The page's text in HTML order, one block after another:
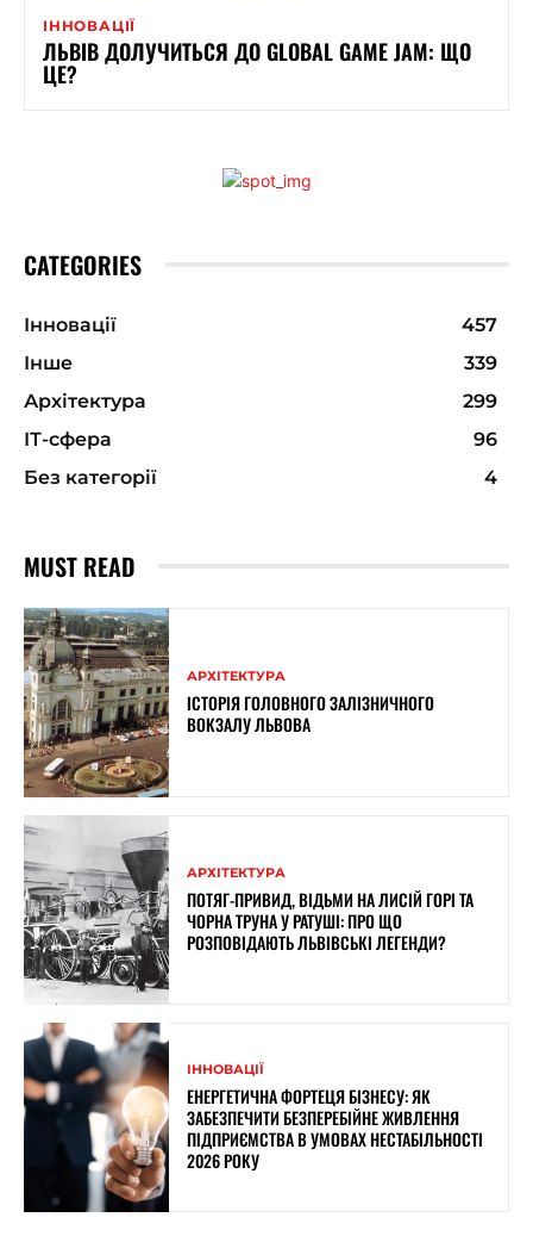
ІННОВАЦІЇ
ЛЬВІВ ДОЛУЧИТЬСЯ ДО GLOBAL GAME JAM: ЩО
ЦЕ?
CATEGORIES
Інновації
457
Інше
339
Архітектура
299
ІТ-сфера
96
Без категорії
4
MUST READ
АРХІТЕКТУРА
ІСТОРІЯ ГОЛОВНОГО ЗАЛІЗНИЧНОГО
ВОКЗАЛУ ЛЬВОВА
АРХІТЕКТУРА
ПОТЯГ-ПРИВИД, ВІДЬМИ НА ЛИСІЙ ГОРІ ТА
ЧОРНА ТРУНА У РАТУШІ: ПРО ЩО
РОЗПОВІДАЮТЬ ЛЬВІВСЬКІ ЛЕГЕНДИ?
ІННОВАЦІЇ
ЕНЕРГЕТИЧНА ФОРТЕЦЯ БІЗНЕСУ: ЯК
ЗАБЕЗПЕЧИТИ БЕЗПЕРЕБІЙНЕ ЖИВЛЕННЯ
ПІДПРИЄМСТВА В УМОВАХ НЕСТАБІЛЬНОСТІ
2026 РОКУ